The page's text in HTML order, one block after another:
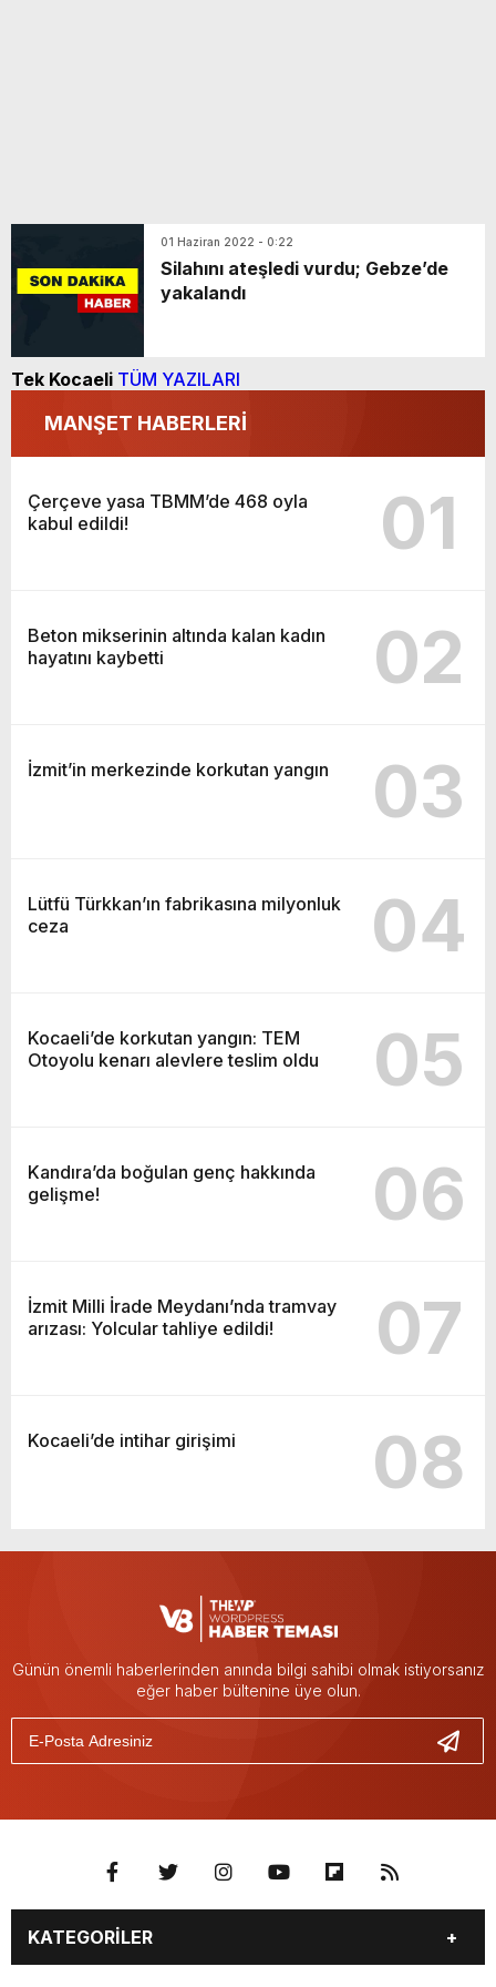
01 Haziran 2022 - 0:22
Silahını ateşledi vurdu; Gebze’de
yakalandı
Tek Kocaeli TÜM YAZILARI
MANŞET HABERLERİ
Çerçeve yasa TBMM’de 468 oyla
kabul edildi!
01
Beton mikserinin altında kalan kadın
hayatını kaybetti
02
İzmit’in merkezinde korkutan yangın 03
Lütfü Türkkan’ın fabrikasına milyonluk
ceza
04
Kocaeli’de korkutan yangın: TEM
Otoyolu kenarı alevlere teslim oldu
05
Kandıra’da boğulan genç hakkında
gelişme!
06
İzmit Milli İrade Meydanı’nda tramvay
arızası: Yolcular tahliye edildi!
07
Kocaeli’de intihar girişimi 08
Günün önemli haberlerinden anında bilgi sahibi olmak istiyorsanız
eğer haber bültenine üye olun.
KATEGORİLER